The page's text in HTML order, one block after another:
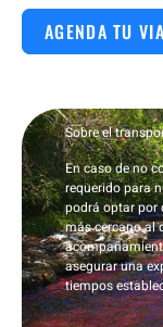
AGENDA TU
Sobre el
En caso de no
requerido para
podrá optar por
más cercano al
asegurar una
tiempos